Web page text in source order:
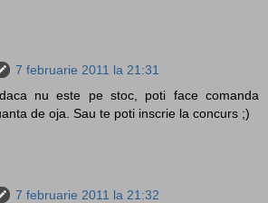
7 februarie 2011 la 21:31
nu este pe stoc, poti face comanda
de oja. Sau te poti inscrie la concurs ;)
7 februarie 2011 la 21:32